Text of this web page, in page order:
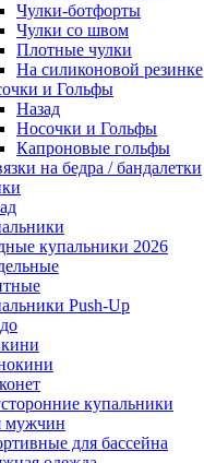
Чулки-ботфорты
Чулки со швом
Плотные чулки
На силиконовой резинке
и Гольфы
Назад
Носочки и Гольфы
Капроновые гольфы
на бедра / бандалетки
купальники 2026
Push-Up
купальники
мужчин
для бассейна